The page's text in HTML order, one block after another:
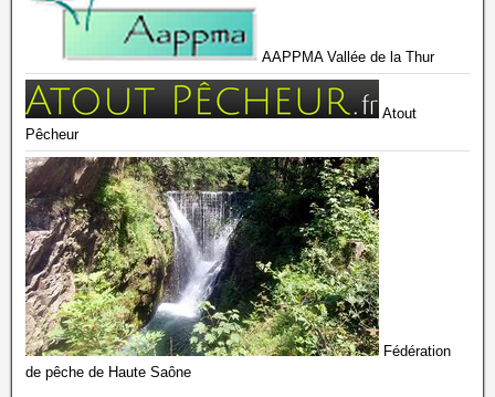
AAPPMA Vallée de la Thur
Atout
Pêcheur
Fédération
de pêche de Haute Saône